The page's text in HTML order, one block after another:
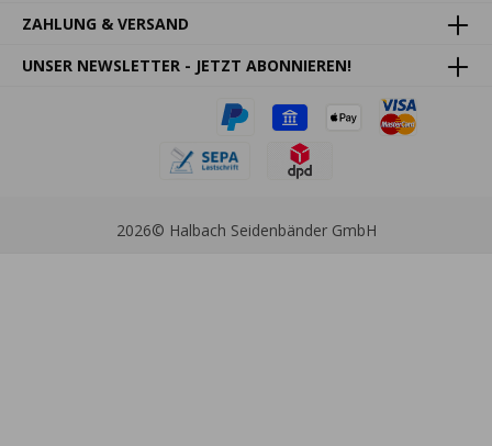
ZAHLUNG & VERSAND
UNSER NEWSLETTER - JETZT ABONNIEREN!
2026© Halbach Seidenbänder GmbH